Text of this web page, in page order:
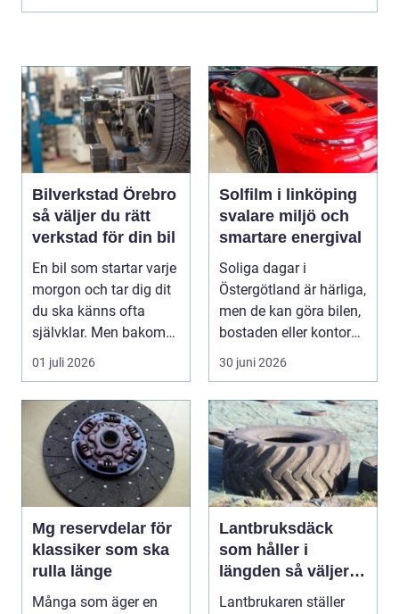
Bilverkstad Örebro
så väljer du rätt
verkstad för din bil
En bil som startar varje
morgon och tar dig dit
du ska känns ofta
självklar. Men bakom
varje problem...
01 juli 2026
Solfilm i linköping
svalare miljö och
smartare energival
Soliga dagar i
Östergötland är härliga,
men de kan göra bilen,
bostaden eller kontoret
varma och blä...
30 juni 2026
Mg reservdelar för
klassiker som ska
rulla länge
Många som äger en
Lantbruksdäck
som håller i
längden så väljer
du rätt
Lantbrukaren ställer